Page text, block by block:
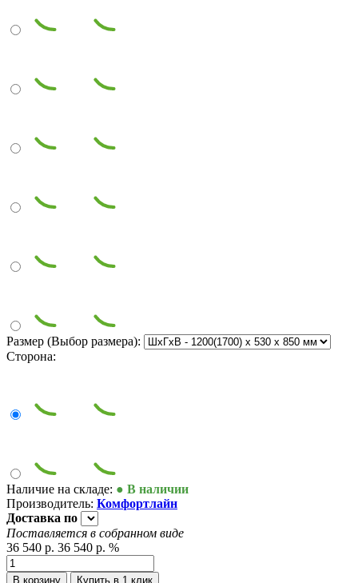
Размер (Выбор размера):
Сторона:
Наличие на складе: ● В наличии
Производитель: Комфортлайн
Доставка по
Поставляется в собранном виде
36 540 р. 36 540 р. %
В корзину Купить в 1 клик